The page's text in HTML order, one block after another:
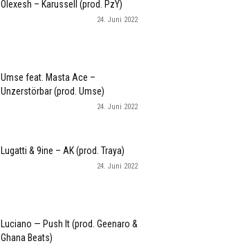
Olexesh – Karussell (prod. PzY)
24. Juni 2022
Umse feat. Masta Ace –
Unzerstörbar (prod. Umse)
24. Juni 2022
Lugatti & 9ine – AK (prod. Traya)
24. Juni 2022
Luciano — Push It (prod. Geenaro &
Ghana Beats)